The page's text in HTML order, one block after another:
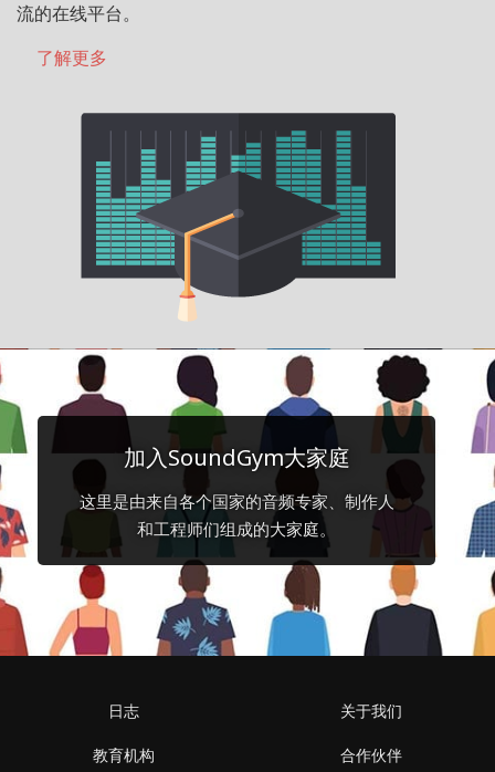
流的在线平台。
了解更多
加入SoundGym大家庭
这里是由来自各个国家的音频专家、制作人
和工程师们组成的大家庭。
日志
教育机构
关于我们
合作伙伴